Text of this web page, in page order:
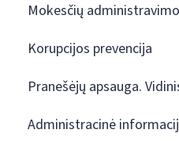
Mokesčių
Korupcijos prevencija
Pranešėjų apsauga.
Administracinė